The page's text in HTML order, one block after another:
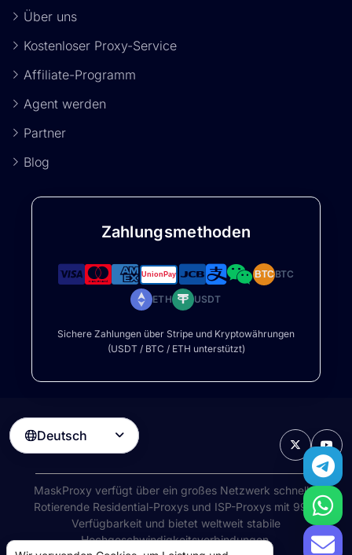
Über uns
Kostenloser Proxy-Service
Affiliate-Programm
Agent werden
Partner
Blog
Zahlungsmethoden
BTCBTC
ETH USDT
Sichere Zahlungen über Stripe und Kryptowährungen
(USDT / BTC / ETH unterstützt)
Deutsch 
MaskProxy verfügt über ein großes Netzwerk schneller
Rotierende Residential-Proxys und ISP-Proxys mit 99%
Verfügbarkeit und bietet weltweit stabile
Hochgeschwindigkeitsverbindungen.